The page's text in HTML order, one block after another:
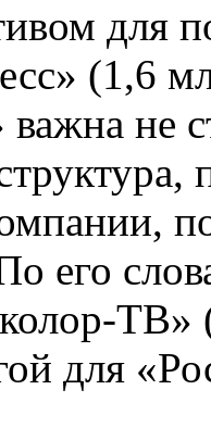
для
(1,6
не
его
ТВ»
для